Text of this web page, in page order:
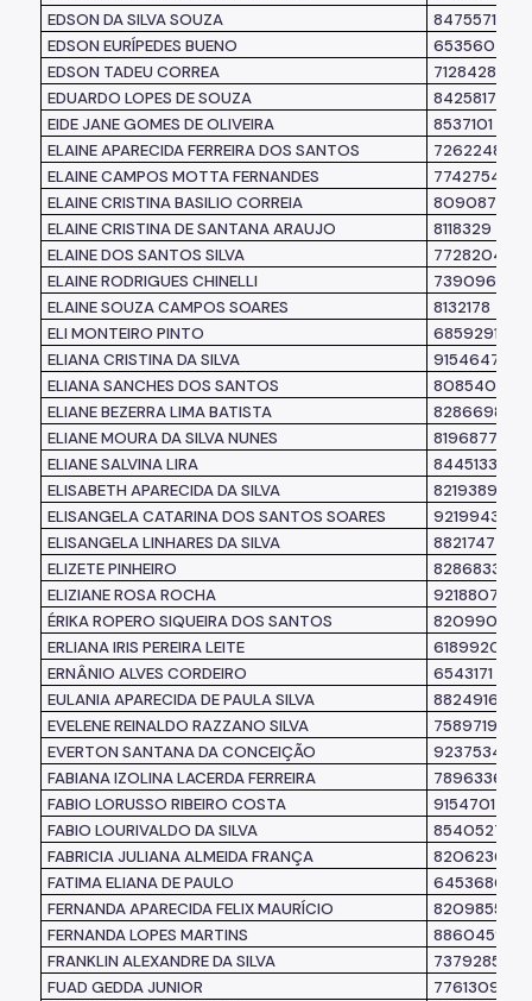
EDSON DA SILVA SOUZA
8475571
EDSON EURÍPEDES BUENO
6535607
EDSON TADEU CORREA
7128428
EDUARDO LOPES DE SOUZA
8425817
EIDE JANE GOMES DE OLIVEIRA
8537101
ELAINE APARECIDA FERREIRA DOS SANTOS
7262248
ELAINE CAMPOS MOTTA FERNANDES
7742754
ELAINE CRISTINA BASILIO CORREIA
8090874
ELAINE CRISTINA DE SANTANA ARAUJO
8118329
ELAINE DOS SANTOS SILVA
7728204
ELAINE RODRIGUES CHINELLI
7390963
ELAINE SOUZA CAMPOS SOARES
8132178
ELI MONTEIRO PINTO
6859291
ELIANA CRISTINA DA SILVA
9154647
ELIANA SANCHES DOS SANTOS
8085404
ELIANE BEZERRA LIMA BATISTA
8286698
ELIANE MOURA DA SILVA NUNES
8196877
ELIANE SALVINA LIRA
8445133
ELISABETH APARECIDA DA SILVA
8219389
ELISANGELA CATARINA DOS SANTOS SOARES
9219943
ELISANGELA LINHARES DA SILVA
8821747
ELIZETE PINHEIRO
8286833
ELIZIANE ROSA ROCHA
9218807
ÉRIKA ROPERO SIQUEIRA DOS SANTOS
8209901
ERLIANA IRIS PEREIRA LEITE
6189920
ERNÂNIO ALVES CORDEIRO
6543171
EULANIA APARECIDA DE PAULA SILVA
8824916
EVELENE REINALDO RAZZANO SILVA
7589719
EVERTON SANTANA DA CONCEIÇÃO
9237534
FABIANA IZOLINA LACERDA FERREIRA
7896336
FABIO LORUSSO RIBEIRO COSTA
9154701
FABIO LOURIVALDO DA SILVA
8540527
FABRICIA JULIANA ALMEIDA FRANÇA
8206236
FATIMA ELIANA DE PAULO
6453686
FERNANDA APARECIDA FELIX MAURÍCIO
8209855
FERNANDA LOPES MARTINS
8860459
FRANKLIN ALEXANDRE DA SILVA
7379285
FUAD GEDDA JUNIOR
7761309